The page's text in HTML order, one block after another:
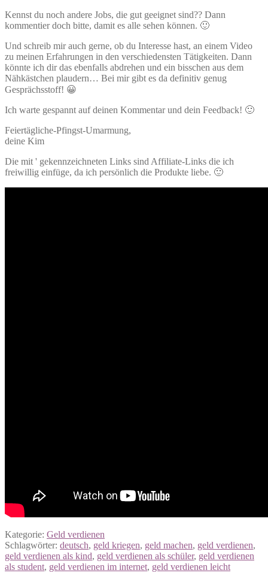
Kennst du noch andere Jobs, die gut geeignet sind?? Dann
kommentier doch bitte, damit es alle sehen können. 🙂
Und schreib mir auch gerne, ob du Interesse hast, an einem Video
zu meinen Erfahrungen in den verschiedensten Tätigkeiten. Dann
könnte ich dir das ebenfalls abdrehen und ein bisschen aus dem
Nähkästchen plaudern… Bei mir gibt es da definitiv genug
Gesprächsstoff! 😀
Ich warte gespannt auf deinen Kommentar und dein Feedback! 🙂
Feiertägliche-Pfingst-Umarmung,
deine Kim
Die mit ' gekennzeichneten Links sind Affiliate-Links die ich
freiwillig einfüge, da ich persönlich die Produkte liebe. 🙂
Kategorie: Geld verdienen
Schlagwörter: deutsch, geld kriegen, geld machen, geld verdienen,
geld verdienen als kind, geld verdienen als schüler, geld verdienen
als student, geld verdienen im internet, geld verdienen leicht